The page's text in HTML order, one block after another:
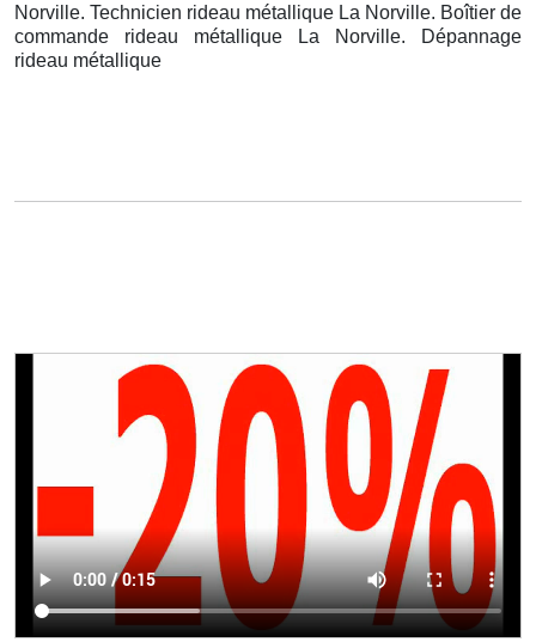
Norville. Technicien rideau métallique La Norville. Boîtier de
commande rideau métallique La Norville. Dépannage
rideau métallique